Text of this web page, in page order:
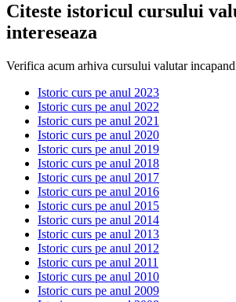
Citeste istoricul cursului
intereseaza
Verifica acum arhiva cursului valutar
Istoric curs pe anul 2023
Istoric curs pe anul 2022
Istoric curs pe anul 2021
Istoric curs pe anul 2020
Istoric curs pe anul 2019
Istoric curs pe anul 2018
Istoric curs pe anul 2017
Istoric curs pe anul 2016
Istoric curs pe anul 2015
Istoric curs pe anul 2014
Istoric curs pe anul 2013
Istoric curs pe anul 2012
Istoric curs pe anul 2011
Istoric curs pe anul 2010
Istoric curs pe anul 2009